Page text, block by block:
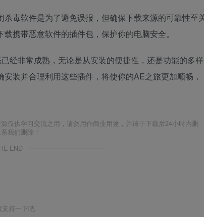
毒软件是为了避免误报，但确保下载来源的可靠性至
携带恶意软件的插件包，保护你的电脑安全。
经非常成熟，无论是从安装的便捷性，还是功能的多样
装并合理利用这些插件，将使你的AE之旅更加顺畅，
仅供学习交流之用，请勿用作商业用途，并请于下载后24小时内删
我们删除！
END
支持一下吧